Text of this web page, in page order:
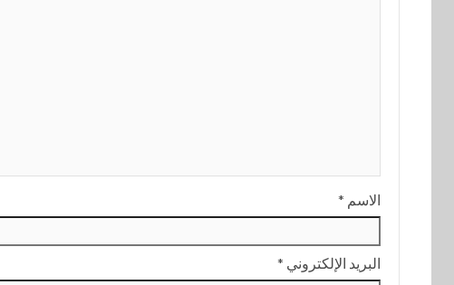
الاسم *
البريد الإلكتروني *